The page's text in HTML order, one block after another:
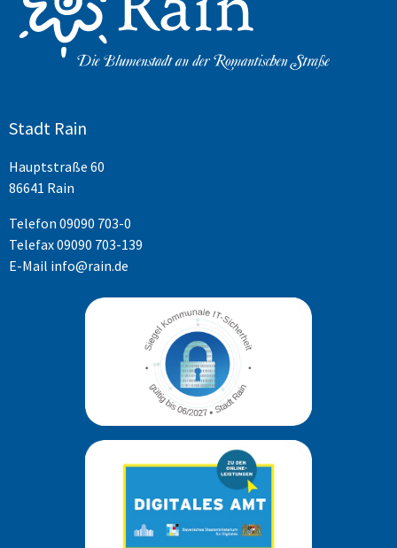
Stadt Rain
Hauptstraße 60
86641 Rain
Telefon 09090 703-0
Telefax 09090 703-139
E-Mail info@rain.de